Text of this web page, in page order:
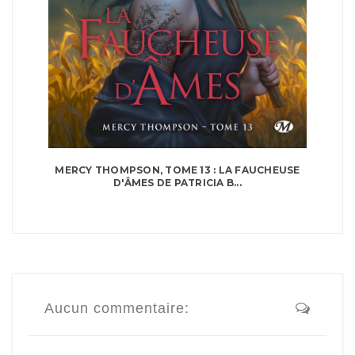
MERCY THOMPSON, TOME 13 : LA FAUCHEUSE
D'ÂMES DE PATRICIA B...
Aucun commentaire: